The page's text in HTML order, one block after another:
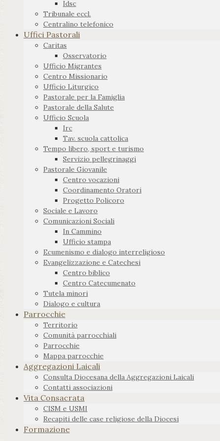
Idsc
Tribunale eccl.
Centralino telefonico
Uffici Pastorali
Caritas
Osservatorio
Ufficio Migrantes
Centro Missionario
Ufficio Liturgico
Pastorale per la Famiglia
Pastorale della Salute
Ufficio Scuola
Irc
Tav. scuola cattolica
Tempo libero, sport e turismo
Servizio pellegrinaggi
Pastorale Giovanile
Centro vocazioni
Coordinamento Oratori
Progetto Policoro
Sociale e Lavoro
Comunicazioni Sociali
In Cammino
Ufficio stampa
Ecumenismo e dialogo interreligioso
Evangelizzazione e Catechesi
Centro biblico
Centro Catecumenato
Tutela minori
Dialogo e cultura
Parrocchie
Territorio
Comunità parrocchiali
Parrocchie
Mappa parrocchie
Aggregazioni Laicali
Consulta Diocesana della Aggregazioni Laicali
Contatti associazioni
Vita Consacrata
CISM e USMI
Recapiti delle case religiose della Diocesi
Formazione